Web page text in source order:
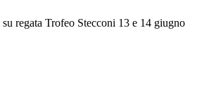
su regata Trofeo Stecconi 13 e 14 giugno